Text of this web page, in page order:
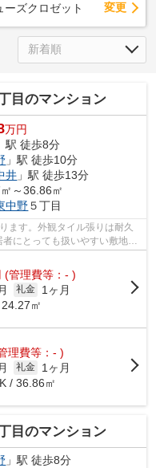
ーズクロゼット 変更
目のマンション
万円
駅 徒歩8分
」駅 徒歩10分
井 」駅 徒歩13分
～36.86㎡
中野５丁目
ます。外観タイル張りは耐久
にとっても扱いやすい敷地内
(管理費等：- )
礼金
1ヶ月
㎡
理費等：- )
礼金
1ヶ月
/ 36.86㎡
目のマンション
」駅 徒歩8分